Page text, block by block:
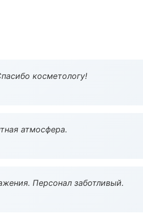
косметологу!
атмосфера.
Персонал заботливый.